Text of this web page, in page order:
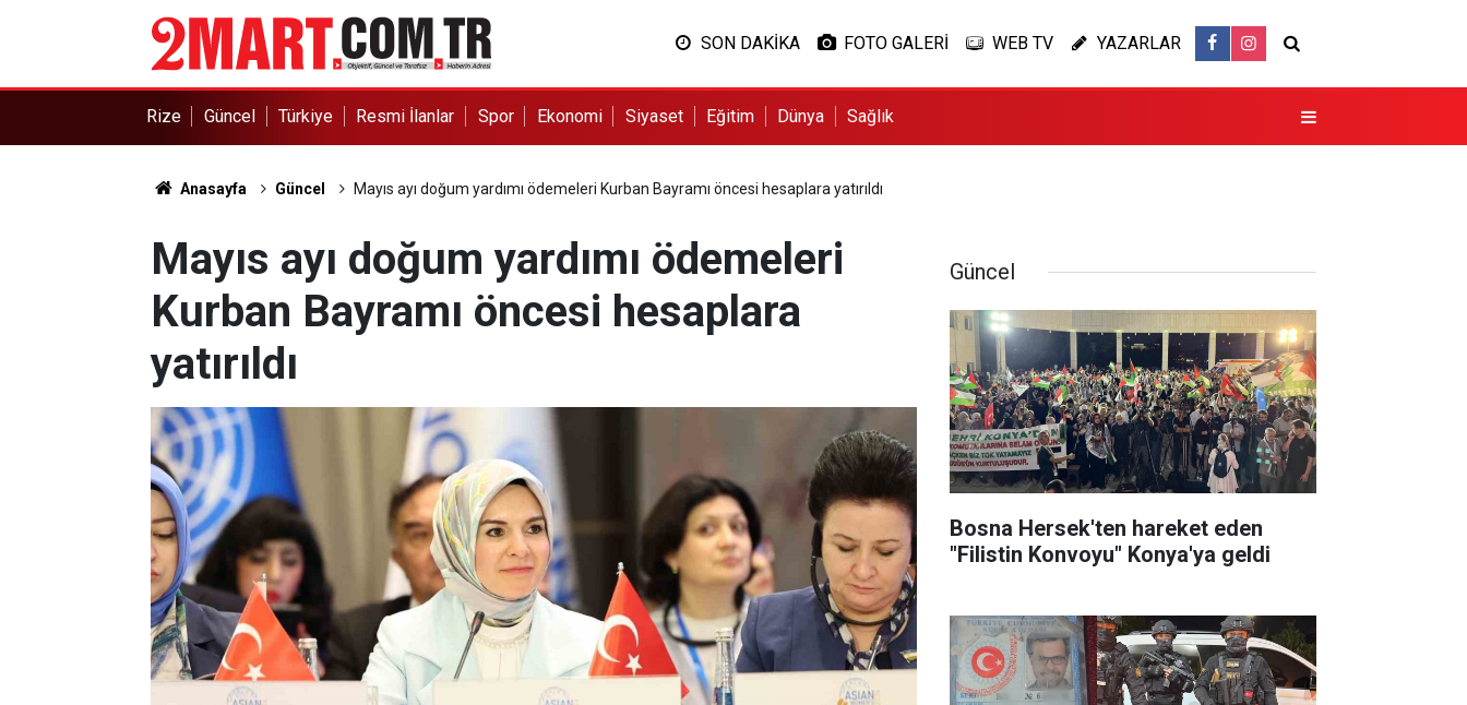
SON DAKİKA FOTO GALERİ WEB TV YAZARLAR
Rize Güncel Türkiye Resmi İlanlar Spor Ekonomi Siyaset Eğitim Dünya Sağlık
Anasayfa Güncel Mayıs ayı doğum yardımı ödemeleri Kurban Bayramı öncesi hesaplara yatırıldı
Mayıs ayı doğum yardımı ödemeleri
Kurban Bayramı öncesi hesaplara
yatırıldı
Güncel
Bosna Hersek'ten hareket eden
"Filistin Konvoyu" Konya'ya geldi